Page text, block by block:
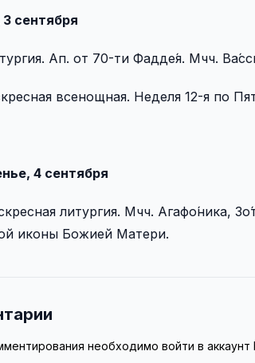
сентября
Ап. от 70-ти Фадде́я. Мчч.
всенощная. Неделя 12-я по
4 сентября
литургия. Мчч. Агафо́ника,
иконы Божией Матери.
необходимо войти в аккаунт